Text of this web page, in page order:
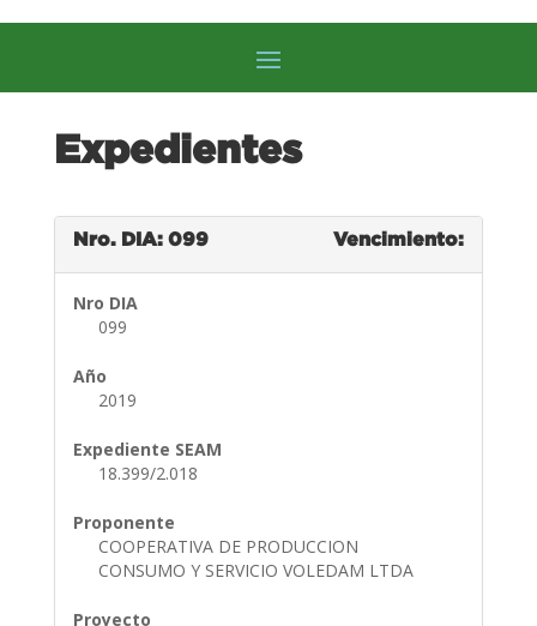
Expedientes
Nro. DIA: 099 Vencimiento:
Nro DIA
099
Año
2019
Expediente SEAM
18.399/2.018
Proponente
COOPERATIVA DE PRODUCCION
CONSUMO Y SERVICIO VOLEDAM LTDA
Proyecto